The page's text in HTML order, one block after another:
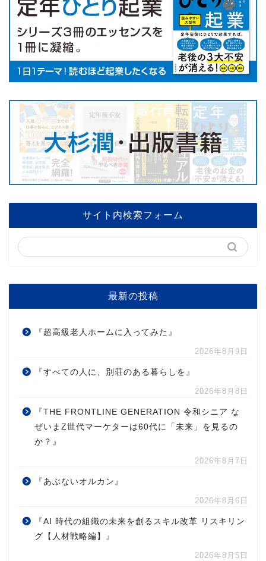
サイト内検索フォーム
最新の投稿
『超高級老人ホームに入ってみた』
2026年8月9日
『すべての人に、別荘のある暮らしを』
2026年8月8日
『THE FRONTLINE GENERATION 令和シニア な
ぜいまZ世代マーケターは60代に「未来」を見るの
か？』
2026年8月7日
『あぶないオルカン』
2026年8月6日
『AI 時代の組織の未来を創るスキル改革 リスキリン
グ【人材戦略編】』
2026年8月5日